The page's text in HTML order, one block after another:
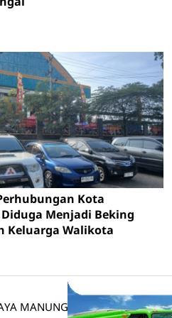
Kota
Menjadi Beking
Keluarga Walikota
MANUNGGAL